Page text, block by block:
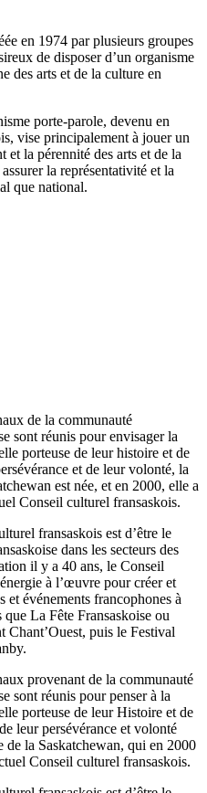
en 1974 par plusieurs groupes
de disposer d’un organisme
des arts et de la culture en
porte-parole, devenu en
vise principalement à jouer un
et la pérennité des arts et de la
la représentativité et la
que national.
de la communauté
sont réunis pour envisager la
porteuse de leur histoire et de
et de leur volonté, la
est née, et en 2000, elle a
Conseil culturel fransaskois.
fransaskois est d’être le
dans les secteurs des
il y a 40 ans, le Conseil
à l’œuvre pour créer et
événements francophones à
La Fête Fransaskoise ou
Chant’Ouest, puis le Festival
provenant de la communauté
sont réunis pour penser à la
porteuse de leur Histoire et de
leur persévérance et volonté
de la Saskatchewan, qui en 2000
Conseil culturel fransaskois.